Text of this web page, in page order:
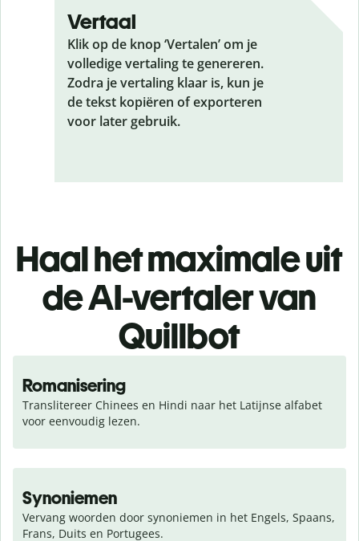
Vertaal
Klik op de knop ‘Vertalen’ om je
volledige vertaling te genereren.
Zodra je vertaling klaar is, kun je
de tekst kopiëren of exporteren
voor later gebruik.
Haal het maximale uit
de AI-vertaler van
Quillbot
Romanisering
Translitereer Chinees en Hindi naar het Latijnse alfabet
voor eenvoudig lezen.
Synoniemen
Vervang woorden door synoniemen in het Engels, Spaans,
Frans, Duits en Portugees.